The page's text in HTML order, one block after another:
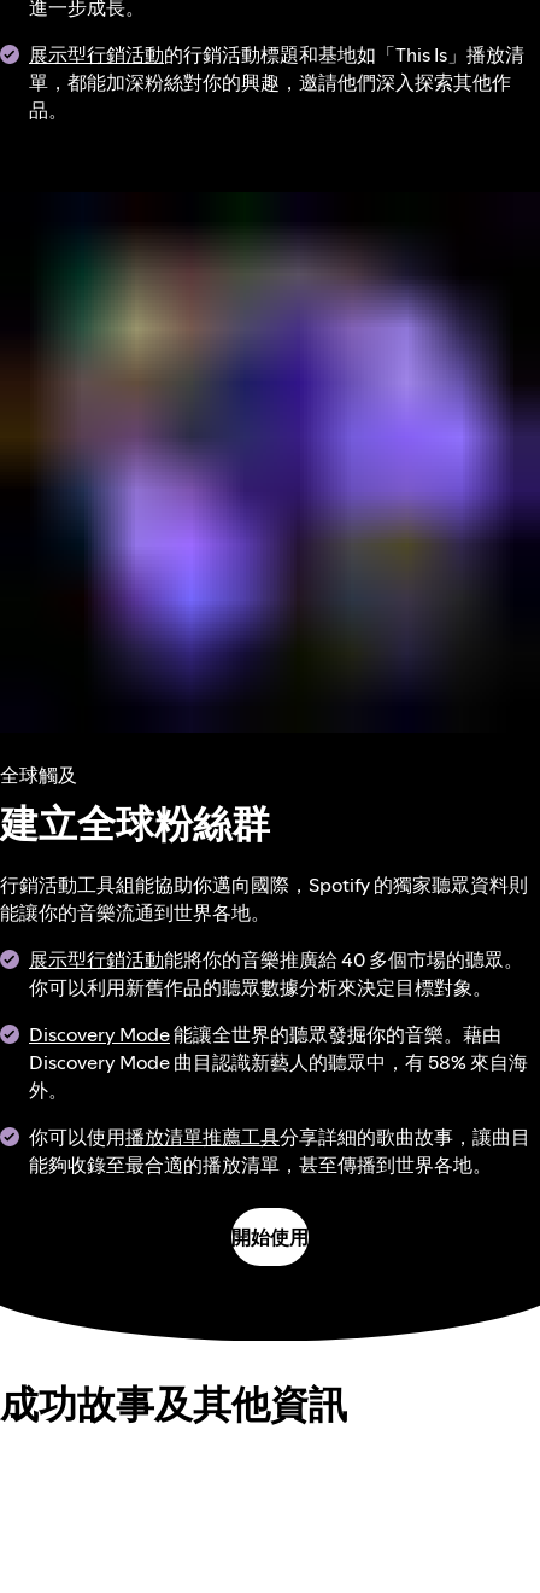
進一步成長。
展示型行銷活動的行銷活動標題和基地如「This Is」播放清
單，都能加深粉絲對你的興趣，邀請他們深入探索其他作
品。
全球觸及
建立全球粉絲群
行銷活動工具組能協助你邁向國際，Spotify 的獨家聽眾資料則
能讓你的音樂流通到世界各地。
展示型行銷活動能將你的音樂推廣給 40 多個市場的聽眾。
你可以利用新舊作品的聽眾數據分析來決定目標對象。
Discovery Mode能讓全世界的聽眾發掘你的音樂。藉由
Discovery Mode 曲目認識新藝人的聽眾中，有 58% 來自海
外。
你可以使用播放清單推薦工具分享詳細的歌曲故事，讓曲目
能夠收錄至最合適的播放清單，甚至傳播到世界各地。
開始使用
成功故事及其他資訊